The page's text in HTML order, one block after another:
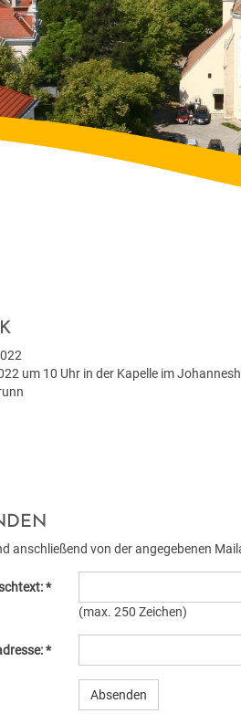
um 10 Uhr in der Kapelle im
anschließend von der angegebenen
*
(max. 250 Zeichen)
*